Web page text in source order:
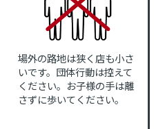
場外の路地は狭く店も小さ
いです。団体行動は控えて
ください。お子様の手は離
さずに歩いてください。